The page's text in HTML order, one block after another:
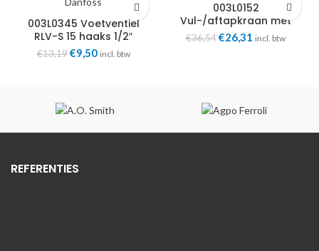
003L0345 Voetventiel
RLV-S 15 haaks 1/2″
vernikkeld o-ring
Danfoss
€13,19 Oorspronkelijke
€9,50Huidige
incl. btw
003L0152
Vul-/aftapkraan met
tule 3/4″ Danfoss
€36,54Oorspronkelijke
€26,31 Huidige
incl. btw
REFERENTIES